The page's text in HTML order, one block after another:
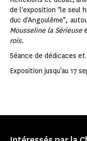
de l'exposition "le seul
duc d'Angoulême",
Mousseline la Sérieuse
rois.
Séance de dédicaces
Exposition jusqu'au 17